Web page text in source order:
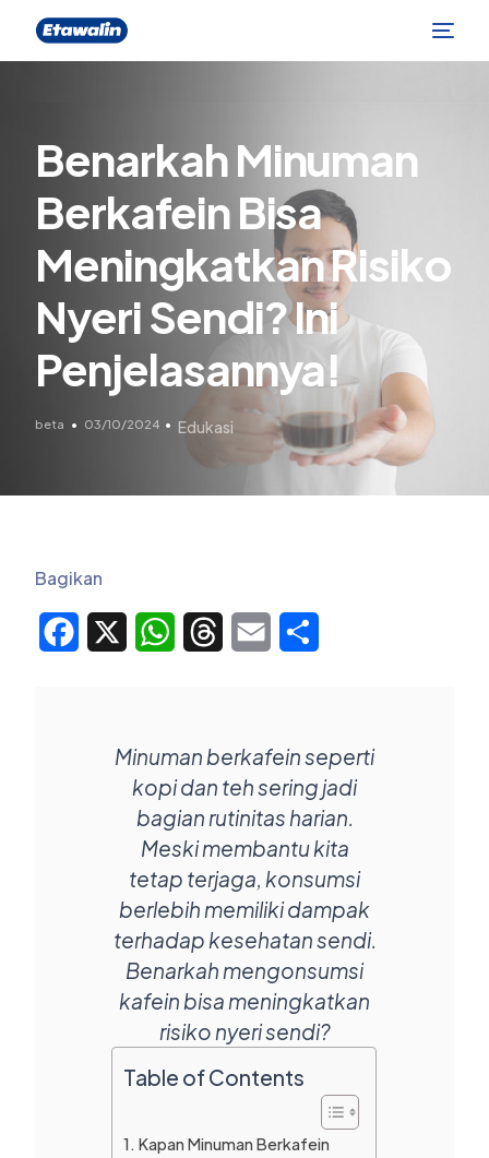
Benarkah Minuman
Berkafein Bisa
Meningkatkan Risiko
Nyeri Sendi? Ini
Penjelasannya!
beta 03/10/2024 Edukasi
Bagikan
Facebook WhatsAppThreadsEmail
Minuman berkafein seperti
kopi dan teh sering jadi
bagian rutinitas harian.
Meski membantu kita
tetap terjaga, konsumsi
berlebih memiliki dampak
terhadap kesehatan sendi.
Benarkah mengonsumsi
kafein bisa meningkatkan
risiko nyeri sendi?
Table of Contents
Kapan Minuman Berkafein